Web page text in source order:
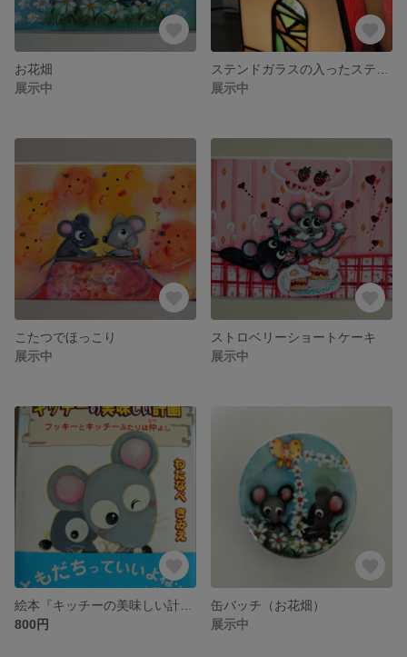
お花畑
展示中
展示中
こたつでほっこり
展示中
ストロベリーショートケーキ
展示中
800円
缶バッチ（お花畑）
展示中